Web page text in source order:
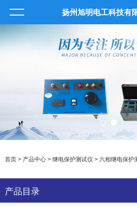
扬州旭明电工科技有
首页 > 产品中心 > 继电保护测试仪 > 六相继电保护
产品目录